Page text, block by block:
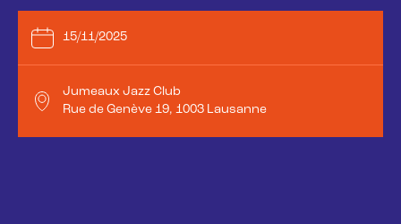
15/11/2025
Jumeaux Jazz Club
Rue de Genève 19, 1003 Lausanne